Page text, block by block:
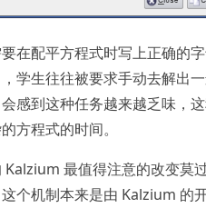
在配平方程式时写上正确的
学生往往被要求手动去解出
感到这种任务越来越乏味，
方程式的时间。
Kalzium 最值得注意的改变莫
个机制本来是由 Kalzium 的